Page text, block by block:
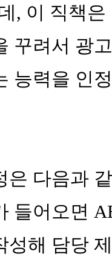
, 이 직책
꾸려서 광
능력을 인
은 다음과
들어오면
성해 담당